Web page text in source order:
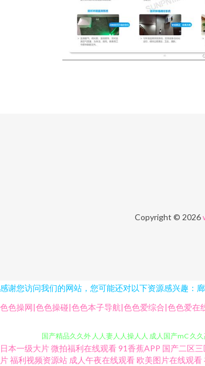
Copyright © 2026
感谢您访问我们的网站，您可能还对以下资源感兴趣：
色色操网|色色操碰|色色本子导航|色色爱综合|色色爱
中文 五月婷婷六月花 日本韩国A片 91久久性爱 国产
日本一级大片微拍福利在线观看91香蕉APP 国产二区三
片福利视频资源站 成人午夜在线观看 欧美图片在线观看